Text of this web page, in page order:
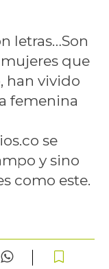
letras…Son
que
han vivido
femenina
se
y sino
como este.